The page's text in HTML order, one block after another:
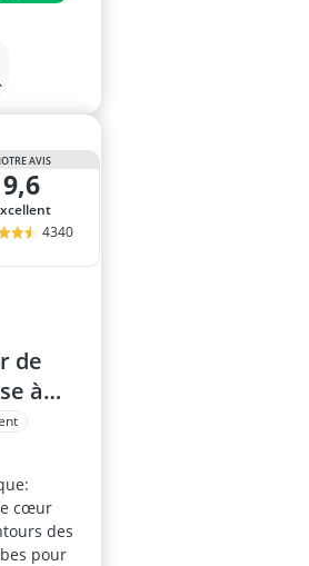
AVIS
9,6
Excellent
4340
de
à
cœur
des
pour